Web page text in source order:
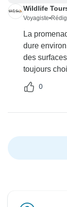
Wildlife
Voyagiste•
La
dure
des
toujours
0